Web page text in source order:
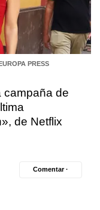
PRESS
campaña de
de Netflix
Comentar ·